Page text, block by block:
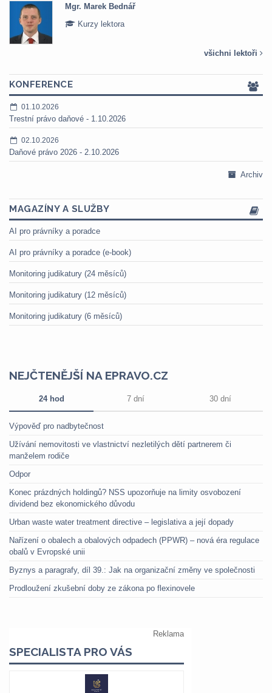
Mgr. Marek Bednář
Kurzy lektora
všichni lektoři
KONFERENCE
01.10.2026
Trestní právo daňové - 1.10.2026
02.10.2026
Daňové právo 2026 - 2.10.2026
Archiv
MAGAZÍNY A SLUŽBY
AI pro právníky a poradce
AI pro právníky a poradce (e-book)
Monitoring judikatury (24 měsíců)
Monitoring judikatury (12 měsíců)
Monitoring judikatury (6 měsíců)
NEJČTENĚJŠÍ NA EPRAVO.CZ
24 hod 7 dní 30 dní
Výpověď pro nadbytečnost
Užívání nemovitosti ve vlastnictví nezletilých dětí partnerem či
manželem rodiče
Odpor
Konec prázdných holdingů? NSS upozorňuje na limity osvobození
dividend bez ekonomického důvodu
Urban waste water treatment directive – legislativa a její dopady
Nařízení o obalech a obalových odpadech (PPWR) – nová éra regulace
obalů v Evropské unii
Byznys a paragrafy, díl 39.: Jak na organizační změny ve společnosti
Prodloužení zkušební doby ze zákona po flexinovele